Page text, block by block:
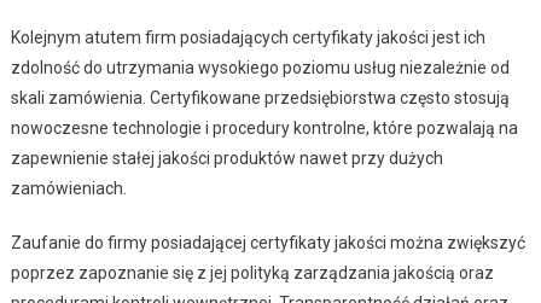
Kolejnym atutem firm posiadających certyfikaty jakości jest ich
zdolność do utrzymania wysokiego poziomu usług niezależnie od
skali zamówienia. Certyfikowane przedsiębiorstwa często stosują
nowoczesne technologie i procedury kontrolne, które pozwalają na
zapewnienie stałej jakości produktów nawet przy dużych
zamówieniach.
Zaufanie do firmy posiadającej certyfikaty jakości można zwiększyć
poprzez zapoznanie się z jej polityką zarządzania jakością oraz